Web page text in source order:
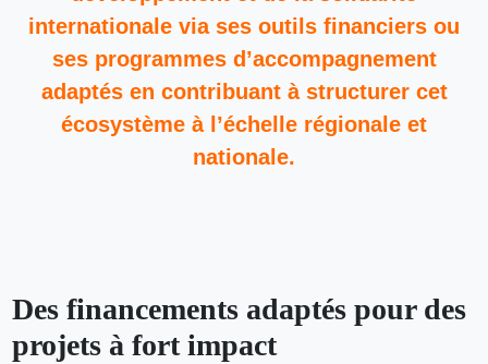
internationale via ses outils financiers ou
ses programmes d’accompagnement
adaptés en contribuant à structurer cet
écosystème à l’échelle régionale et
nationale.
Des financements adaptés pour des
projets à fort impact